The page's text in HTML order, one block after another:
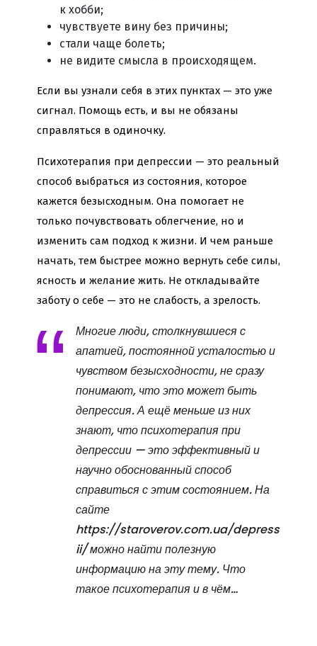
к хобби;
чувствуете вину без причины;
стали чаще болеть;
не видите смысла в происходящем.
Если вы узнали себя в этих пунктах — это уже
сигнал. Помощь есть, и вы не обязаны
справляться в одиночку.
Психотерапия при депрессии — это реальный
способ выбраться из состояния, которое
кажется безысходным. Она помогает не
только почувствовать облегчение, но и
изменить сам подход к жизни. И чем раньше
начать, тем быстрее можно вернуть себе силы,
ясность и желание жить. Не откладывайте
заботу о себе — это не слабость, а зрелость.
Многие люди, столкнувшиеся с
апатией, постоянной усталостью и
чувством безысходности, не сразу
понимают, что это может быть
депрессия. А ещё меньше из них
знают, что психотерапия при
депрессии — это эффективный и
научно обоснованный способ
справиться с этим состоянием. На
сайте
https://staroverov.com.ua/depress
ii/ можно найти полезную
информацию на эту тему. Что
такое психотерапия и в чём…